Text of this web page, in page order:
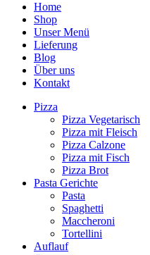
Home
Shop
Unser Menü
Lieferung
Blog
Über uns
Kontakt
Pizza
Pizza Vegetarisch
Pizza mit Fleisch
Pizza Calzone
Pizza mit Fisch
Pizza Brot
Pasta Gerichte
Pasta
Spaghetti
Maccheroni
Tortellini
Auflauf